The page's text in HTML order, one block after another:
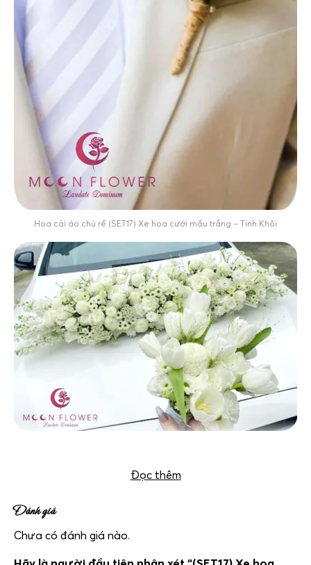
Hoa cài áo chú rể (SET17) Xe hoa cưới mầu trắng – Tinh Khôi
Đọc thêm
Đánh giá
Chưa có đánh giá nào.